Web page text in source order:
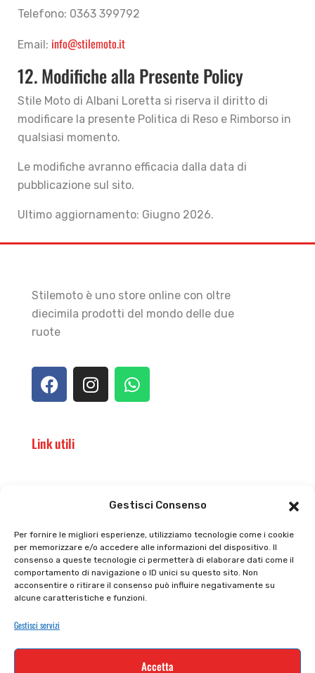
Gestisci Consenso
Per fornire le migliori esperienze, utilizziamo tecnologie come i cookie
per memorizzare e/o accedere alle informazioni del dispositivo. Il
consenso a queste tecnologie ci permetterà di elaborare dati come il
comportamento di navigazione o ID unici su questo sito. Non
acconsentire o ritirare il consenso può influire negativamente su
alcune caratteristiche e funzioni.
Gestisci servizi
Accetta
Telefono: 0363 399792
Email: info@stilemoto.it
12. Modifiche alla Presente Policy
Stile Moto di Albani Loretta si riserva il diritto di
modificare la presente Politica di Reso e Rimborso in
qualsiasi momento.
Le modifiche avranno efficacia dalla data di
pubblicazione sul sito.
Ultimo aggiornamento: Giugno 2026.
Stilemoto è uno store online con oltre
diecimila prodotti del mondo delle due
ruote
Link utili
Privacy policy
Cookie policy
Tutti prodotti
Termini e condizioni